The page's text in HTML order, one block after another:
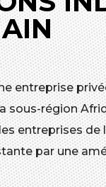
entreprise
sous-région
entreprises de
par une